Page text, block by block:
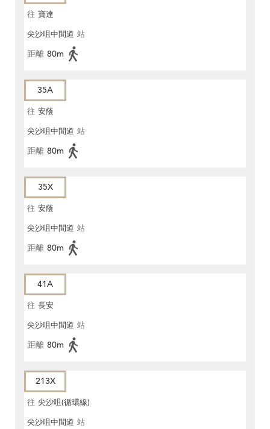
往 寶達
尖沙咀中間道 站
距離 80m
35A
往 安蔭
尖沙咀中間道 站
距離 80m
35X
往 安蔭
尖沙咀中間道 站
距離 80m
41A
往 長安
尖沙咀中間道 站
距離 80m
213X
往 尖沙咀(循環線)
尖沙咀中間道 站